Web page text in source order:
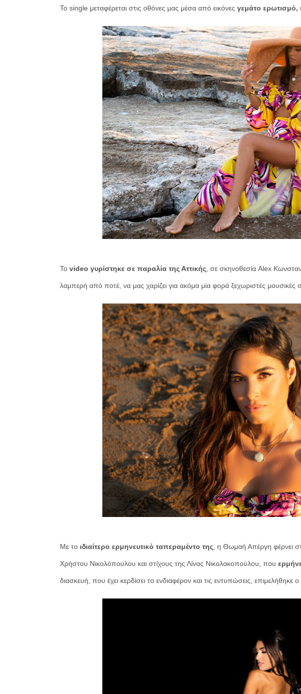
Το single μεταφέρεται στις οθόνες μας μέσα από εικόνες γεμάτο ερωτισμό,
Τοvideo γυρίστηκε σε παραλία της Αττικής, σε σκηνοθεσία Alex
λαμπερή από ποτέ, να μας χαρίζει για ακόμα μία φορά ξεχωριστές μουσικές
Με το ιδιαίτερο ερμηνευτικό ταπεραμέντο της, η Θωμαή Απέργη φέρνει
Χρήστου Νικολόπουλου και στίχους της Λίνας Νικολακοπούλου, που
διασκευή, που έχει κερδίσει το ενδιαφέρον και τις εντυπώσεις, επιμελήθηκε